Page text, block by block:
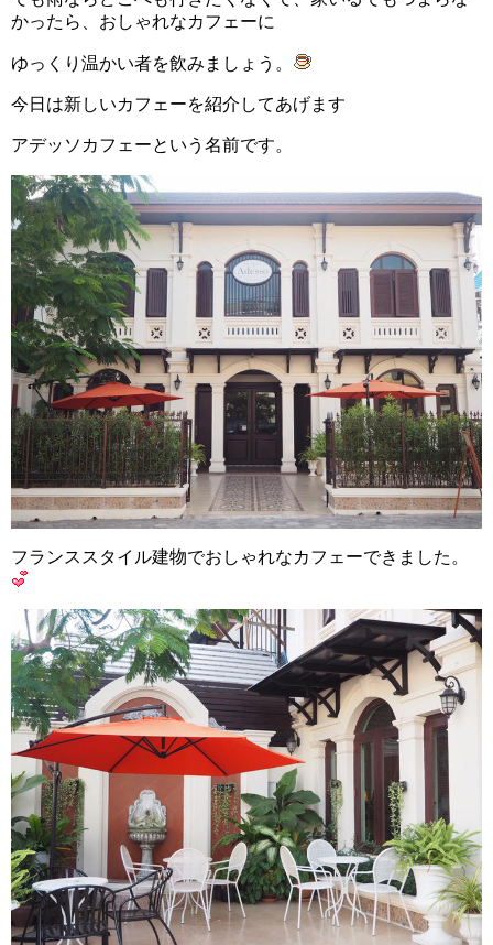
かったら、おしゃれなカフェーに
ゆっくり温かい者を飲みましょう。
今日は新しいカフェーを紹介してあげます
アデッソカフェーという名前です。
フランススタイル建物でおしゃれなカフェーできました。